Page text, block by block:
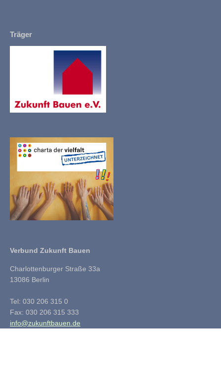
Träger
Verbund Zukunft Bauen
Charlottenburger Straße 33a
13086 Berlin
Tel: 030 206 315 0
Fax: 030 206 315 333
info@zukunftbauen.de